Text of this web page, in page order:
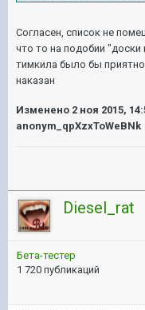
Согласен, список не
что то на подобии
тимкила было бы
наказан
Изменено 2 ноя 2015,
anonym_qpXzxToWeBNk
Diesel_rat
Бета-тестер
1 720 публикаций